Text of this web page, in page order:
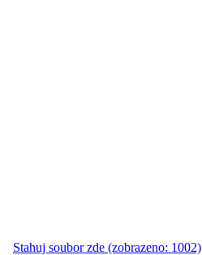
Stahuj soubor zde (zobrazeno: 1002)